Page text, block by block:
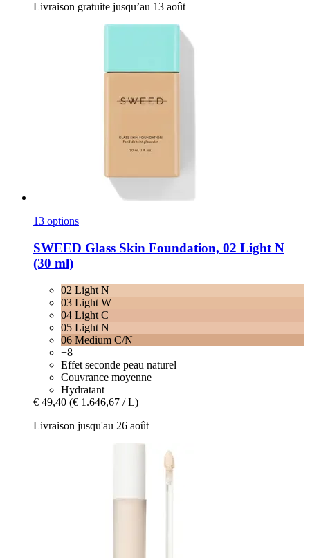
Livraison gratuite jusqu’au 13 août
13 options
SWEED Glass Skin Foundation, 02 Light N
(30 ml)
02 Light N
03 Light W
04 Light C
05 Light N
06 Medium C/N
+8
Effet seconde peau naturel
Couvrance moyenne
Hydratant
€ 49,40 (€ 1.646,67 / L)
Livraison jusqu'au 26 août